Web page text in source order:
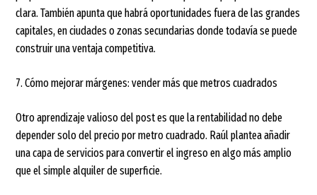
clara. También apunta que habrá oportunidades fuera de las grandes
capitales, en ciudades o zonas secundarias donde todavía se puede
construir una ventaja competitiva.
7. Cómo mejorar márgenes: vender más que metros cuadrados
Otro aprendizaje valioso del post es que la rentabilidad no debe
depender solo del precio por metro cuadrado. Raúl plantea añadir
una capa de servicios para convertir el ingreso en algo más amplio
que el simple alquiler de superficie.